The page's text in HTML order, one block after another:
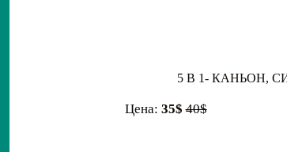
5 В 1- КАНЬОН,
Цена: 35$ 40$